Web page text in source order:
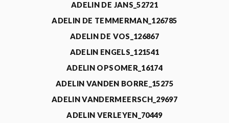
ADELIN DE JANS_52721
ADELIN DE TEMMERMAN_126785
ADELIN DE VOS_126867
ADELIN ENGELS_121541
ADELIN OPSOMER_16174
ADELIN VANDEN BORRE_15275
ADELIN VANDERMEERSCH_29697
ADELIN VERLEYEN_70449